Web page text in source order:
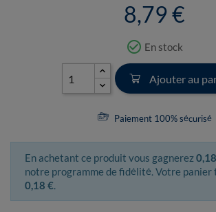
8,79 €
check_circle_outline En stock
Ajouter au
Paiement 100% sécurisé
En achetant ce produit vous gagnerez
notre programme de fidélité. Votre
0,18 €.